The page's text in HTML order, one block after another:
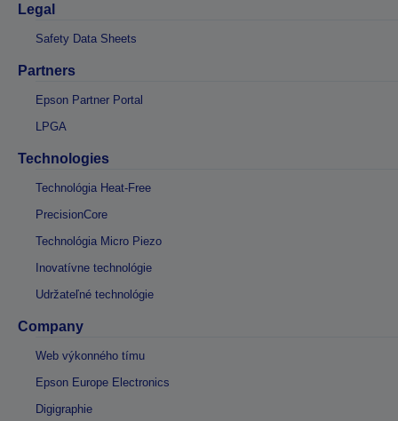
Legal
Safety Data Sheets
Partners
Epson Partner Portal
LPGA
Technologies
Technológia Heat-Free
PrecisionCore
Technológia Micro Piezo
Inovatívne technológie
Udržateľné technológie
Company
Web výkonného tímu
Epson Europe Electronics
Digigraphie